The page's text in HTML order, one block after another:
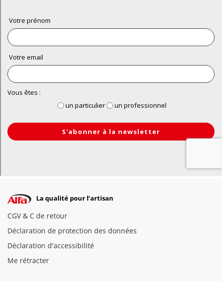
La qualité pour l’artisan
CGV & C de retour
Déclaration de protection des données
Déclaration d'accessibilité
Me rétracter